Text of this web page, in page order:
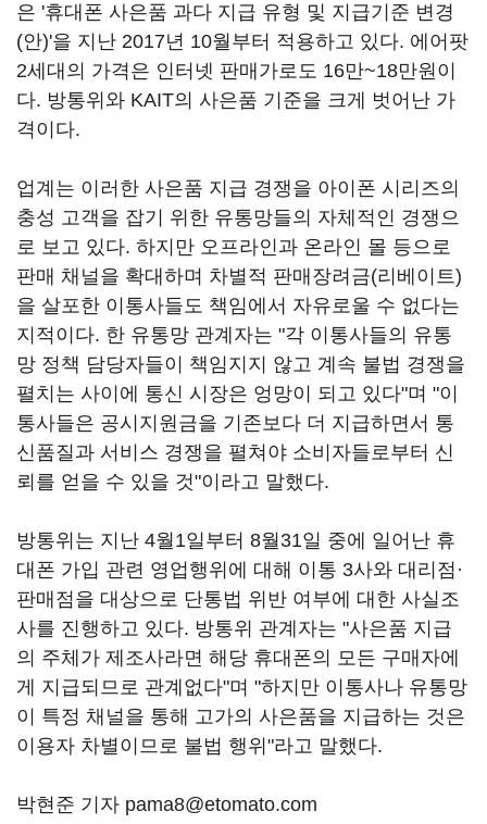
은 '휴대폰 사은품 과다 지급 유형 및 지급기준 변경
(안)'을 지난 2017년 10월부터 적용하고 있다. 에어팟
2세대의 가격은 인터넷 판매가로도 16만~18만원이
다. 방통위와 KAIT의 사은품 기준을 크게 벗어난 가
격이다.
업계는 이러한 사은품 지급 경쟁을 아이폰 시리즈의
충성 고객을 잡기 위한 유통망들의 자체적인 경쟁으
로 보고 있다. 하지만 오프라인과 온라인 몰 등으로
판매 채널을 확대하며 차별적 판매장려금(리베이트)
을 살포한 이통사들도 책임에서 자유로울 수 없다는
지적이다. 한 유통망 관계자는 "각 이통사들의 유통
망 정책 담당자들이 책임지지 않고 계속 불법 경쟁을
펼치는 사이에 통신 시장은 엉망이 되고 있다"며 "이
통사들은 공시지원금을 기존보다 더 지급하면서 통
신품질과 서비스 경쟁을 펼쳐야 소비자들로부터 신
뢰를 얻을 수 있을 것"이라고 말했다.
방통위는 지난 4월1일부터 8월31일 중에 일어난 휴
대폰 가입 관련 영업행위에 대해 이통 3사와 대리점·
판매점을 대상으로 단통법 위반 여부에 대한 사실조
사를 진행하고 있다. 방통위 관계자는 "사은품 지급
의 주체가 제조사라면 해당 휴대폰의 모든 구매자에
게 지급되므로 관계없다"며 "하지만 이통사나 유통망
이 특정 채널을 통해 고가의 사은품을 지급하는 것은
이용자 차별이므로 불법 행위"라고 말했다.
박현준 기자 pama8@etomato.com